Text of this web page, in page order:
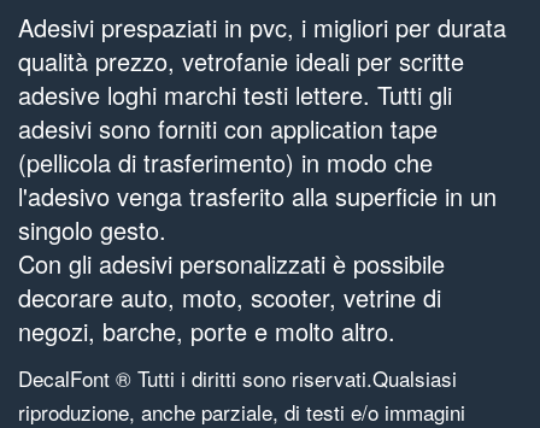
Adesivi prespaziati in pvc, i migliori per durata
qualità prezzo, vetrofanie ideali per scritte
adesive loghi marchi testi lettere. Tutti gli
adesivi sono forniti con application tape
(pellicola di trasferimento) in modo che
l'adesivo venga trasferito alla superficie in un
singolo gesto.
Con gli adesivi personalizzati è possibile
decorare auto, moto, scooter, vetrine di
negozi, barche, porte e molto altro.
DecalFont ® Tutti i diritti sono riservati.Qualsiasi
riproduzione, anche parziale, di testi e/o immagini